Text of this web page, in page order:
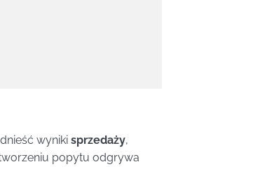
wyniki sprzedaży,
popytu odgrywa